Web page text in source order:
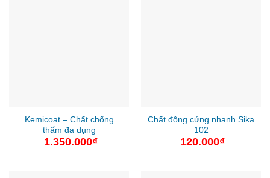
Kemicoat – Chất chống
thấm đa dụng
1.350.000₫
Chất đông cứng nhanh Sika
102
120.000₫